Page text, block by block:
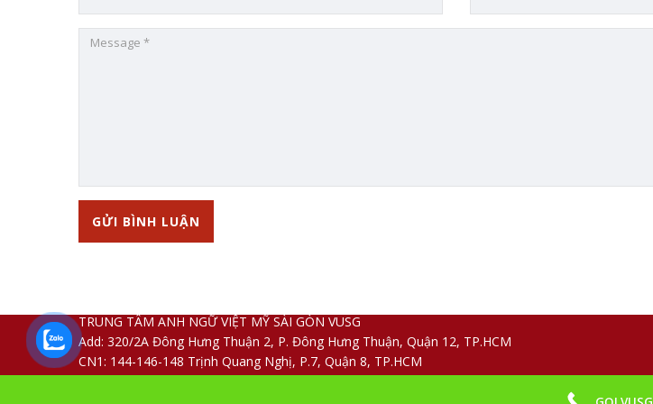
TRUNG TÂM ANH NGỮ VIỆT MỸ SÀI GÒN VUSG
Add: 320/2A Đông Hưng Thuận 2, P. Đông Hưng Thuận, Quận 12, TP.HCM
CN1: 144-146-148 Trịnh Quang Nghị, P.7, Quận 8, TP.HCM
Tel: 028.2253.6366 - 0868.993.997